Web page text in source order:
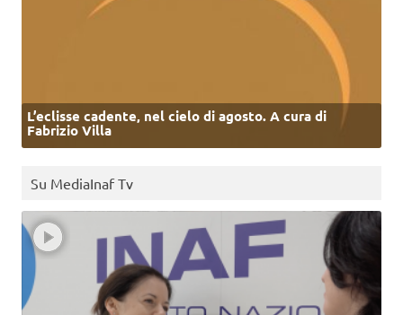
L’eclisse cadente, nel cielo di agosto. A cura di
Fabrizio Villa
Su MediaInaf Tv